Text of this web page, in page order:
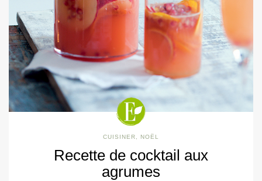
CUISINER NOËL
Recette de cocktail aux
agrumes